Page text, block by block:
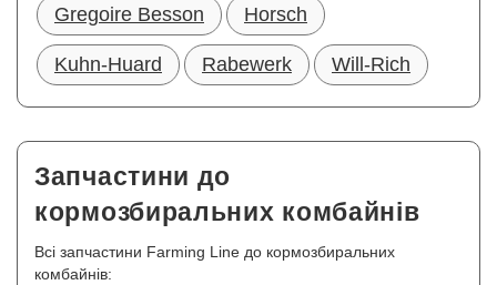
Gregoire Besson Horsch
Kuhn-Huard Rabewerk Will-Rich
Запчастини до
кормозбиральних комбайнів
Всі запчастини Farming Line до кормозбиральних
комбайнів: